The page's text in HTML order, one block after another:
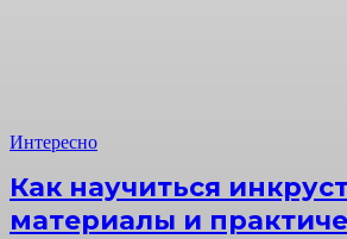
Интересно
Как научиться
материалы и